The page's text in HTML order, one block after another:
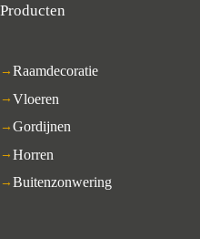
Producten
Raamdecoratie
Vloeren
Gordijnen
Horren
Buitenzonwering